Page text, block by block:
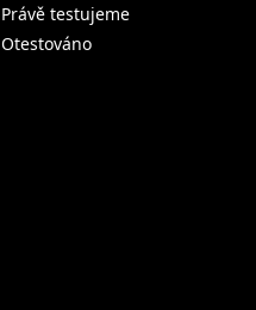
Právě testujeme
Otestováno